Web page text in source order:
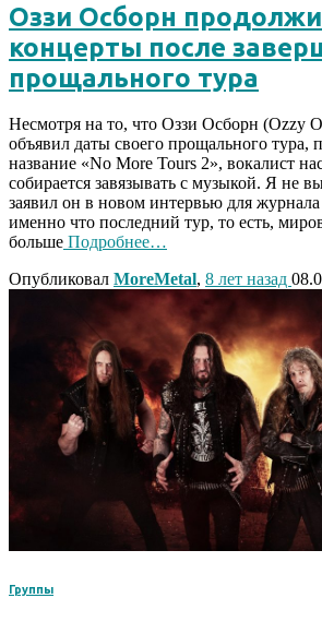
Оззи Осборн
концерты после
прощального тура
Несмотря на то, что Оззи Осборн (Ozzy
объявил даты своего прощального тура,
название «No More Tours 2», вокалист
собирается завязывать с музыкой. Я не
заявил он в новом интервью для
именно что последний тур, то есть,
больше Подробнее…
Опубликовал MoreMetal, 8 лет назад
Группы